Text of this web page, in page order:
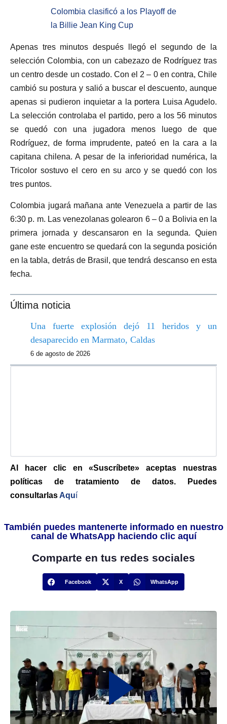
Colombia clasificó a los Playoff de
la Billie Jean King Cup
Apenas tres minutos después llegó el segundo de la
selección Colombia, con un cabezazo de Rodríguez tras
un centro desde un costado. Con el 2 – 0 en contra, Chile
cambió su postura y salió a buscar el descuento, aunque
apenas si pudieron inquietar a la portera Luisa Agudelo.
La selección controlaba el partido, pero a los 56 minutos
se quedó con una jugadora menos luego de que
Rodríguez, de forma imprudente, pateó en la cara a la
capitana chilena. A pesar de la inferioridad numérica, la
Tricolor sostuvo el cero en su arco y se quedó con los
tres puntos.
Colombia jugará mañana ante Venezuela a partir de las
6:30 p. m. Las venezolanas golearon 6 – 0 a Bolivia en la
primera jornada y descansaron en la segunda. Quien
gane este encuentro se quedará con la segunda posición
en la tabla, detrás de Brasil, que tendrá descanso en esta
fecha.
Última noticia
Una fuerte explosión dejó 11 heridos y un
desaparecido en Marmato, Caldas
6 de agosto de 2026
Al hacer clic en «Suscríbete» aceptas nuestras
políticas de tratamiento de datos. Puedes
consultarlas Aquí
También puedes mantenerte informado en nuestro
canal de WhatsApp haciendo clic aquí
Comparte en tus redes sociales
Facebook X WhatsApp